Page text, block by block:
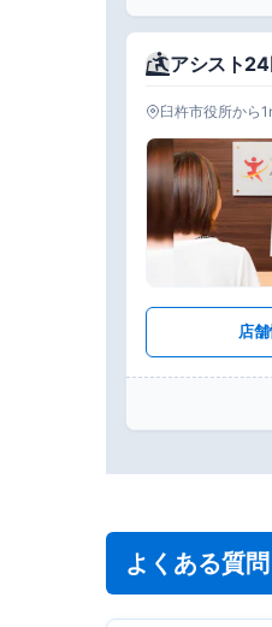
アシスト
臼杵市役所から
店
よくある質問